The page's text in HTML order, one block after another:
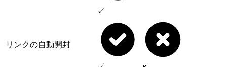
✓
リンクの自動開封